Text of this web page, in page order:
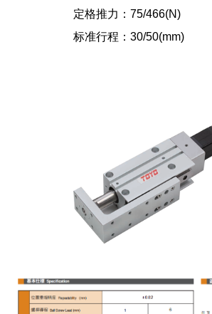
定格推力：75/466(N)
标准行程：30/50(mm)